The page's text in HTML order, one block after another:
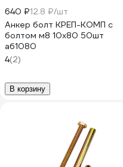
640 ₽12.8 ₽/шт
Анкер болт КРЕП-КОМП с
болтом м8 10х80 50шт
аб1080
4(2)
В корзину